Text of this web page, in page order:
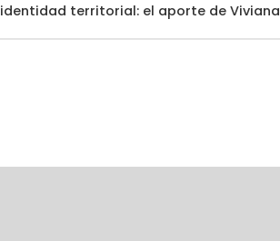
territorial: el aporte de Viviana